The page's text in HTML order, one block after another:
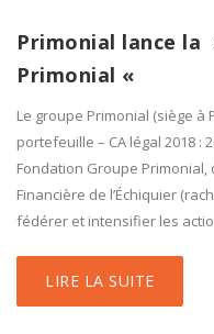
Primonial lance la
Primonial «
Le groupe Primonial (siège à
portefeuille – CA légal 2018 :
Fondation Groupe
Financière de l’Échiquier
fédérer et intensifier les
LIRE LA SUITE